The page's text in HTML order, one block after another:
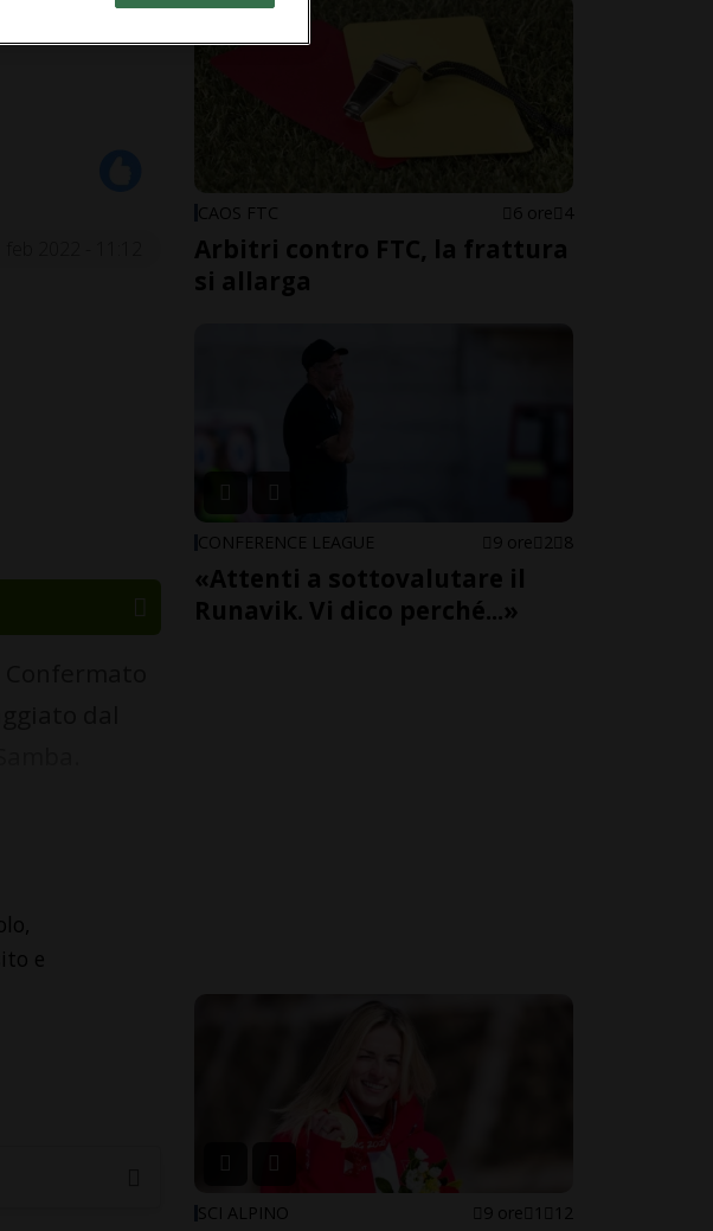
e
CAOS FTC 6 ore 4
Arbitri contro FTC, la frattura
si allarga
CONFERENCE LEAGUE 9 ore 2 8
«Attenti a sottovalutare il
Runavik. Vi dico perché...»
SCI ALPINO 9 ore 1 12